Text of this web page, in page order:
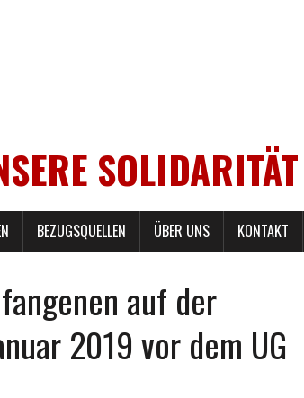
BEZUGSQUELLEN ÜBER UNS KONTAKT
auf der
2019 vor dem UG